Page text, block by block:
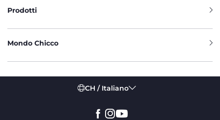
Prodotti
Mondo Chicco
CH / Italiano